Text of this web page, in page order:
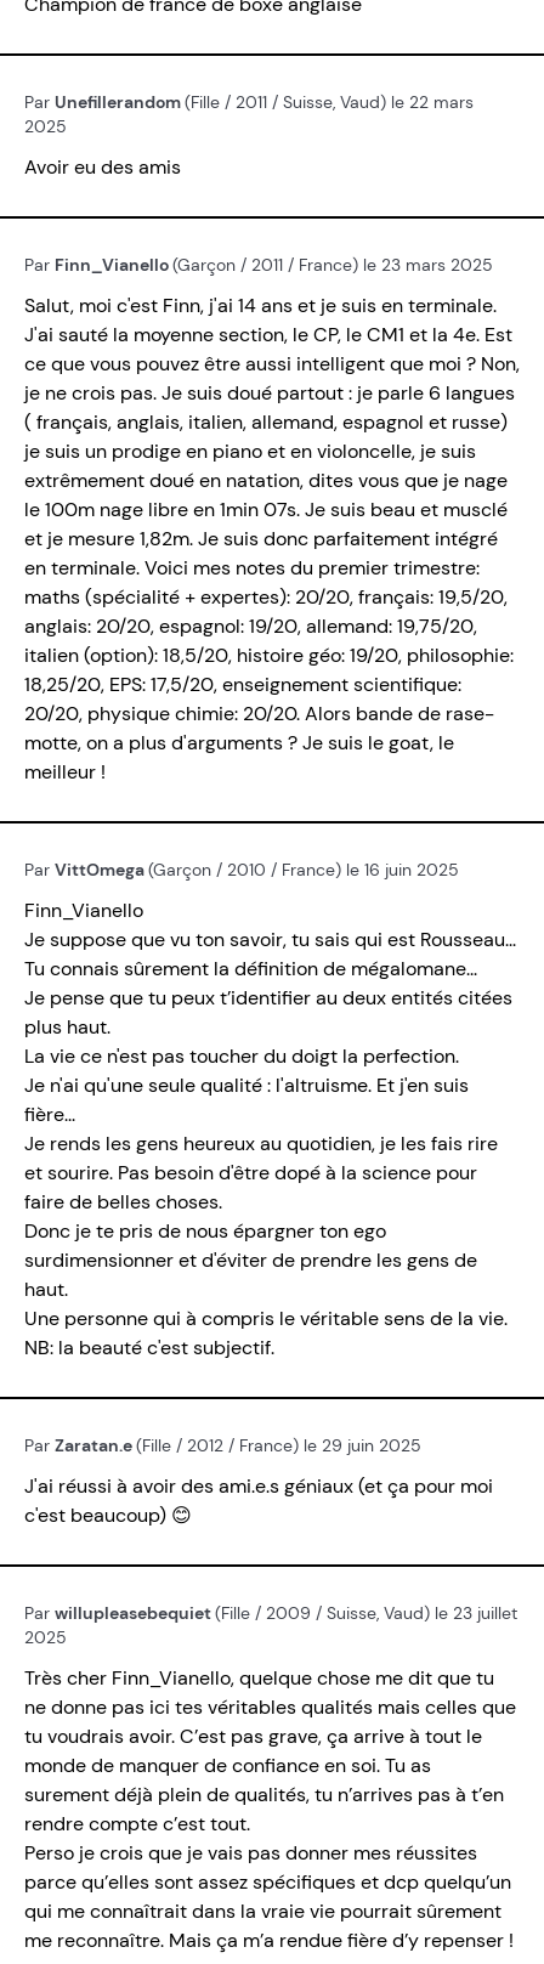
Par Unefillerandom(Fille / 2011 / Suisse, Vaud) le 22 mars
2025
Avoir eu des amis
Par Finn_Vianello(Garçon / 2011 / France) le 23 mars 2025
Salut, moi c'est Finn, j'ai 14 ans et je suis en terminale.
J'ai sauté la moyenne section, le CP, le CM1 et la 4e. Est
ce que vous pouvez être aussi intelligent que moi ? Non,
je ne crois pas. Je suis doué partout : je parle 6 langues
( français, anglais, italien, allemand, espagnol et russe)
je suis un prodige en piano et en violoncelle, je suis
extrêmement doué en natation, dites vous que je nage
le 100m nage libre en 1min 07s. Je suis beau et musclé
et je mesure 1,82m. Je suis donc parfaitement intégré
en terminale. Voici mes notes du premier trimestre:
maths (spécialité + expertes): 20/20, français: 19,5/20,
anglais: 20/20, espagnol: 19/20, allemand: 19,75/20,
italien (option): 18,5/20, histoire géo: 19/20, philosophie:
18,25/20, EPS: 17,5/20, enseignement scientifique:
20/20, physique chimie: 20/20. Alors bande de rase-
motte, on a plus d'arguments ? Je suis le goat, le
meilleur !
Par VittOmega(Garçon / 2010 / France) le 16 juin 2025
Finn_Vianello
Je suppose que vu ton savoir, tu sais qui est Rousseau...
Tu connais sûrement la définition de mégalomane...
Je pense que tu peux t’identifier au deux entités citées
plus haut.
La vie ce n'est pas toucher du doigt la perfection.
Je n'ai qu'une seule qualité : l'altruisme. Et j'en suis
fière...
Je rends les gens heureux au quotidien, je les fais rire
et sourire. Pas besoin d'être dopé à la science pour
faire de belles choses.
Donc je te pris de nous épargner ton ego
surdimensionner et d'éviter de prendre les gens de
haut.
Une personne qui à compris le véritable sens de la vie.
NB: la beauté c'est subjectif.
Par Zaratan.e(Fille / 2012 / France) le 29 juin 2025
J'ai réussi à avoir des ami.e.s géniaux (et ça pour moi
c'est beaucoup) 😊
Par willupleasebequiet(Fille / 2009 / Suisse, Vaud) le 23 juillet
2025
Très cher Finn_Vianello, quelque chose me dit que tu
ne donne pas ici tes véritables qualités mais celles que
tu voudrais avoir. C’est pas grave, ça arrive à tout le
monde de manquer de confiance en soi. Tu as
surement déjà plein de qualités, tu n’arrives pas à t’en
rendre compte c’est tout.
Perso je crois que je vais pas donner mes réussites
parce qu’elles sont assez spécifiques et dcp quelqu’un
qui me connaîtrait dans la vraie vie pourrait sûrement
me reconnaître. Mais ça m’a rendue fière d’y repenser !